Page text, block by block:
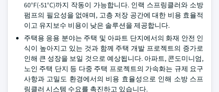
60°F(-51°C)까지 작동이 가능합니다. 인랙 스프링클러와 소방
펌프의 필요성을 없애며, 고층 저장 공간에 대한 비용 효율적
이고 유지보수 비용이 낮은 솔루션을 제공합니다.
주택용 응용 분야는 주택 및 아파트 단지에서의 화재 안전 인
식이 높아지고 있는 것과 함께 주택 개발 프로젝트의 증가로
인해 큰 성장을 보일 것으로 예상됩니다. 아파트, 콘도미니엄,
노인 주택 단지 등 다중 주택 프로젝트의 가속화는 규제 요구
사항과 고밀도 환경에서의 비용 효율성으로 인해 소방 스프
링클러 시스템 수요를 촉진하고 있습니다.